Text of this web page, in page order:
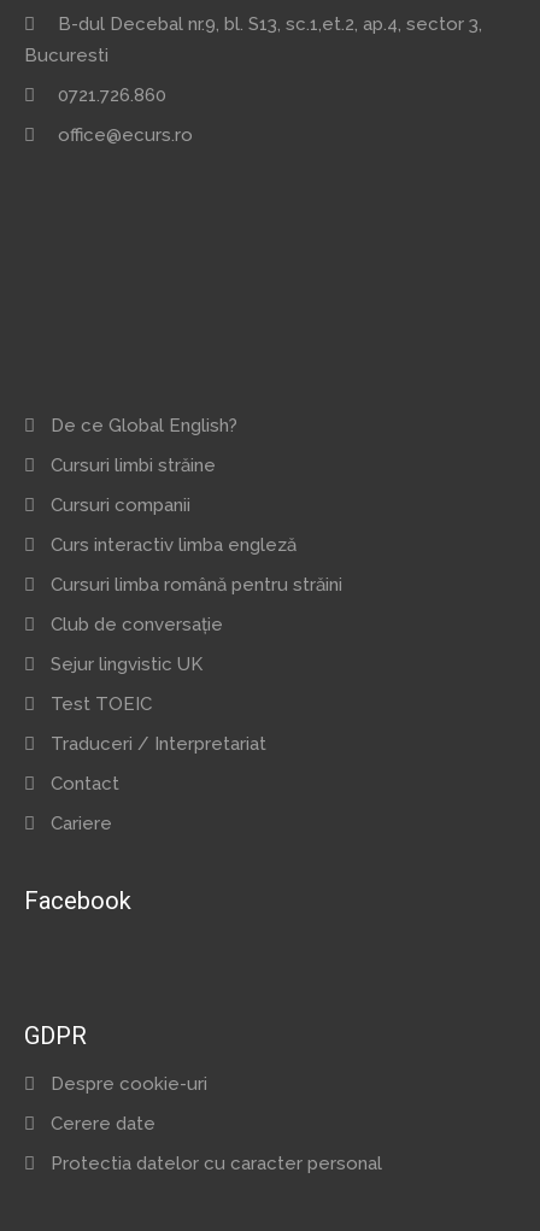
B-dul Decebal nr.9, bl. S13, sc.1,et.2, ap.4, sector 3,
Bucuresti
0721.726.860
office@ecurs.ro
De ce Global English?
Cursuri limbi străine
Cursuri companii
Curs interactiv limba engleză
Cursuri limba română pentru străini
Club de conversație
Sejur lingvistic UK
Test TOEIC
Traduceri / Interpretariat
Contact
Cariere
Facebook
GDPR
Despre cookie-uri
Cerere date
Protectia datelor cu caracter personal